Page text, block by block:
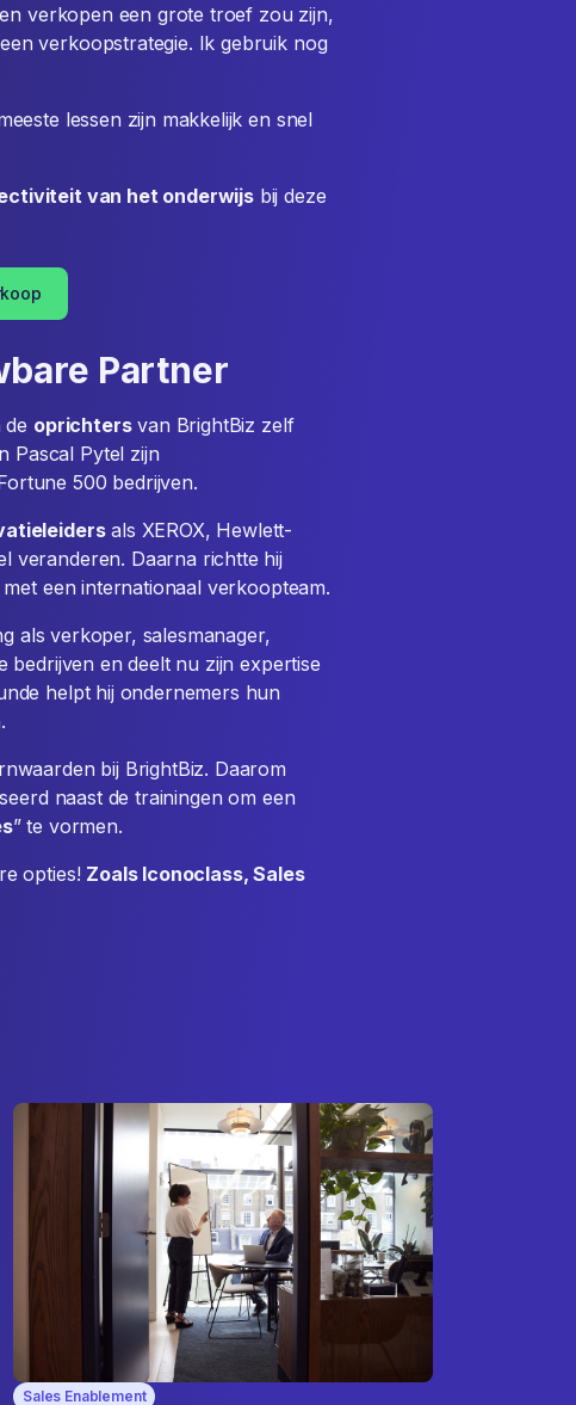
verkopen een grote troef zou zijn,
verkoopstrategie. Ik gebruik nog
lessen zijn makkelijk en snel
van het onderwijsbij deze
Partner
oprichtersvan BrightBiz zelf
Pascal Pytel zijn
500 bedrijven.
als XEROX, Hewlett-
veranderen. Daarna richtte hij
een internationaal verkoopteam.
als verkoper, salesmanager,
en deelt nu zijn expertise
helpt hij ondernemers hun
bij BrightBiz. Daarom
naast de trainingen om een
” te vormen.
opties! Zoals Iconoclass, Sales
Sales Enablement